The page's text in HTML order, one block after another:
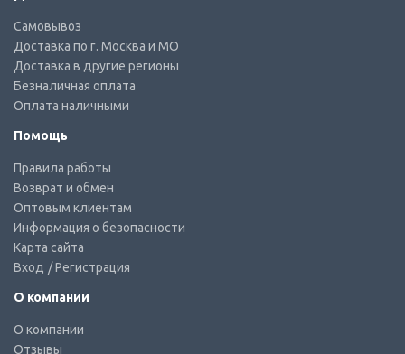
Самовывоз
Доставка по г. Москва и МО
Доставка в другие регионы
Безналичная оплата
Оплата наличными
Помощь
Правила работы
Возврат и обмен
Оптовым клиентам
Информация о безопасности
Карта сайта
Вход / Регистрация
О компании
О компании
Отзывы